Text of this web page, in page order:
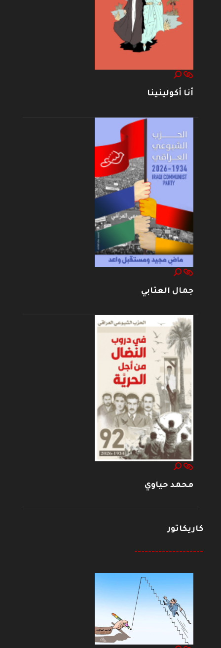
أنا أكولينينا
جمال العتابي
محمد حياوي
كاريكاتور
--------------------